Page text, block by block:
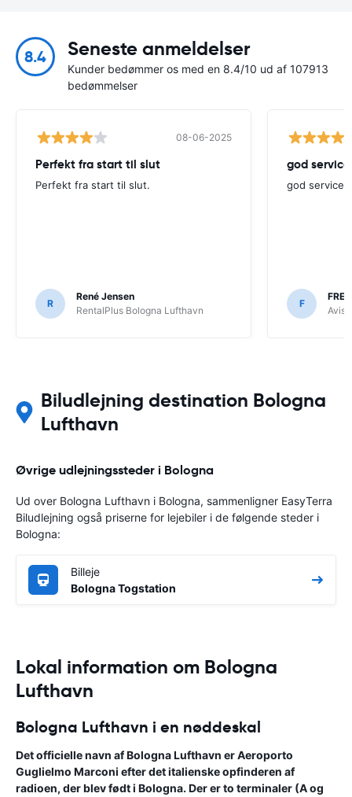
8.4 Seneste anmeldelser
Kunder bedømmer os med en 8.4/10 ud af 107913
bedømmelser
08-06-2025
Perfekt fra start til slut
Perfekt fra start til slut.
R
René Jensen
RentalPlus Bologna Lufthavn
god
god service
F
Avis
Biludlejning destination Bologna
Lufthavn
Øvrige udlejningssteder i Bologna
Ud over Bologna Lufthavn i Bologna, sammenligner EasyTerra
Biludlejning også priserne for lejebiler i de følgende steder i
Bologna:
Billeje
Bologna Togstation
Lokal information om Bologna
Lufthavn
Bologna Lufthavn i en nøddeskal
Det officielle navn af Bologna Lufthavn erAeroporto
Guglielmo Marconi efter det italienske opfinderen af
radioen, der blev født i Bologna. Der er to terminaler (A og